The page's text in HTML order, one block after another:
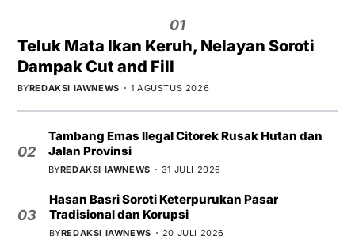
01
Teluk Mata Ikan Keruh, Nelayan Soroti
Dampak Cut and Fill
BYREDAKSI IAWNEWS 1 AGUSTUS 2026
02
Tambang Emas Ilegal Citorek Rusak Hutan dan
Jalan Provinsi
BYREDAKSI IAWNEWS 31 JULI 2026
03
Hasan Basri Soroti Keterpurukan Pasar
Tradisional dan Korupsi
BYREDAKSI IAWNEWS 20 JULI 2026